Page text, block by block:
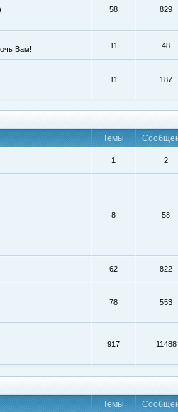
58 829
Вам! 11 48
11 187
Темы
1 2
8 58
62 822
78 553
917 11488
Темы